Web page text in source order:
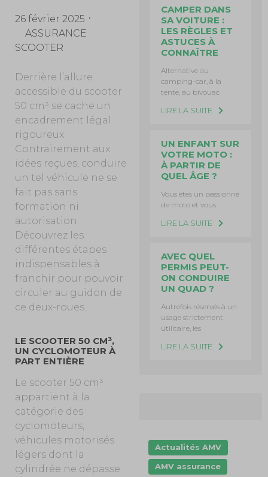
26 février 2025
ASSURANCE
SCOOTER
Derrière l’allure
accessible du scooter
50 cm³ se cache un
encadrement légal
rigoureux.
Contrairement aux
idées reçues, conduire
un tel véhicule ne se
fait pas sans
formation ni
autorisation.
Découvrez les
différentes étapes
indispensables à
franchir pour pouvoir
circuler au guidon de
ce deux-roues.
LE SCOOTER 50 CM³,
UN CYCLOMOTEUR À
PART ENTIÈRE
Le scooter 50 cm³
appartient à la
catégorie des
cyclomoteurs,
véhicules motorisés
légers dont la
cylindrée ne dépasse
CAMPER DANS
SA VOITURE :
LES RÈGLES ET
ASTUCES À
CONNAÎTRE
Alternative au
camping-car, à la
tente, au bivouac
LIRE LA SUITE
UN ENFANT SUR
VOTRE MOTO :
À PARTIR DE
QUEL ÂGE ?
Vous êtes un passionné
de moto et vous
LIRE LA SUITE
AVEC QUEL
PERMIS PEUT-
ON CONDUIRE
UN QUAD ?
Autrefois réservés à un
usage strictement
utilitaire, les
LIRE LA SUITE
Actualités AMV
AMV assurance